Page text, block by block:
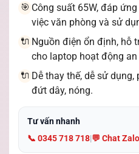
🎯 Công suất 65W, đáp
việc văn phòng và sử
🔌 Nguồn điện ổn định, hỗ
cho laptop hoạt động
🔌 Dễ thay thế, dễ sử
đứt dây, nóng.
Tư vấn nhanh
📞 0345 718 718|💬 Chat Zalo